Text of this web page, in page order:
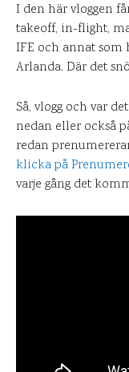
I den här vloggen
takeoff, in-flight,
IFE och annat som
Arlanda. Där det
Så, vlogg och var
nedan eller också
redan
klicka på
varje gång det